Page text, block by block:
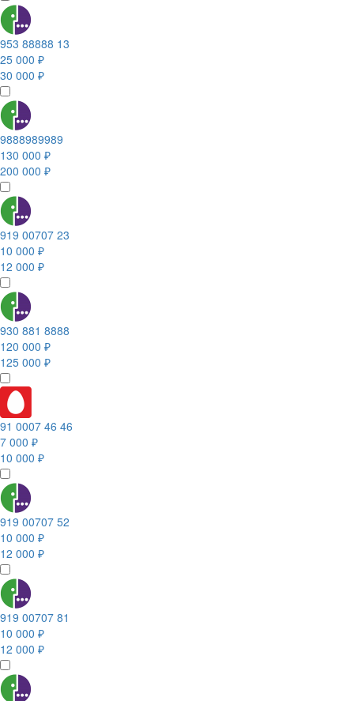
953 88888 13
25 000 ₽
30 000 ₽
9888989989
130 000 ₽
200 000 ₽
919 00707 23
10 000 ₽
12 000 ₽
930 881 8888
120 000 ₽
125 000 ₽
91 0007 46 46
7 000 ₽
10 000 ₽
919 00707 52
10 000 ₽
12 000 ₽
919 00707 81
10 000 ₽
12 000 ₽